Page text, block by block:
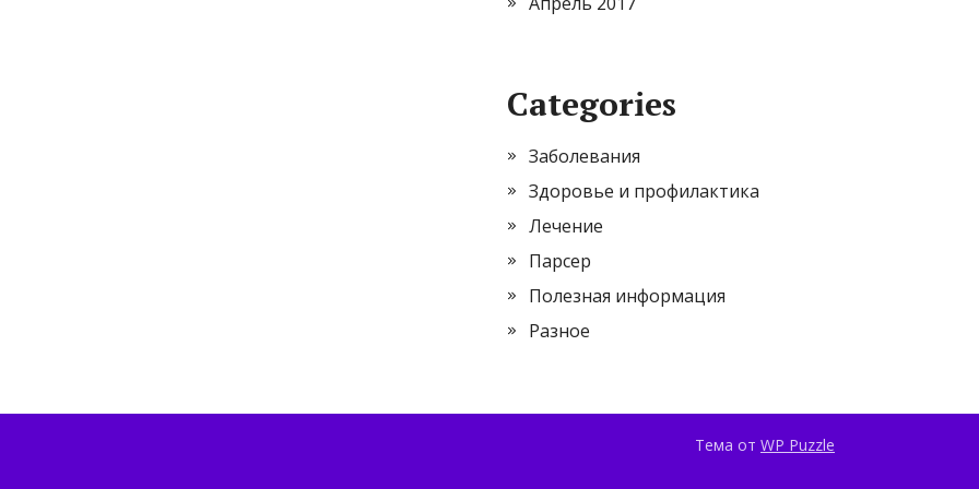
Categories
Заболевания
Здоровье и профилактика
Лечение
Парсер
Полезная информация
Разное
Тема от WP Puzzle